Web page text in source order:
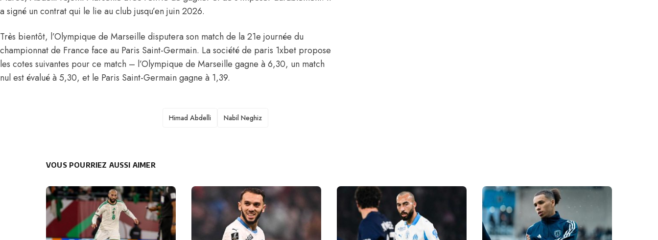
a signé un contrat qui le lie au club jusqu’en juin 2026.
Très bientôt, l’Olympique de Marseille disputera son match de la 21e journée du
championnat de France face au Paris Saint-Germain. La société de paris 1xbet propose
les cotes suivantes pour ce match – l’Olympique de Marseille gagne à 6,30, un match
nul est évalué à 5,30, et le Paris Saint-Germain gagne à 1,39.
TAGS
Himad Abdelli Nabil Neghiz
VOUS POURRIEZ AUSSI AIMER